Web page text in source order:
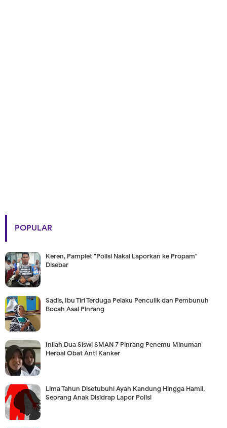
POPULAR
Keren, Pamplet "Polisi Nakal Laporkan ke Propam"
Disebar
Sadis, Ibu Tiri Terduga Pelaku Penculik dan Pembunuh
Bocah Asal Pinrang
Inilah Dua Siswi SMAN 7 Pinrang Penemu Minuman
Herbal Obat Anti Kanker
Lima Tahun Disetubuhi Ayah Kandung Hingga Hamil,
Seorang Anak Disidrap Lapor Polisi